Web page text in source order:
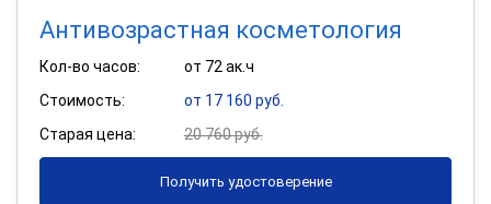
Антивозрастная косметология
Кол-во часов:
от 72 ак.ч
Стоимость:
от 17 160 руб.
Старая цена:
20 760 руб.
Получить удостоверение